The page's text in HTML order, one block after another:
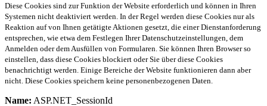
Diese Cookies sind zur Funktion der Website erforderlich und können in Ihren
Systemen nicht deaktiviert werden. In der Regel werden diese Cookies nur als
Reaktion auf von Ihnen getätigte Aktionen gesetzt, die einer Dienstanforderung
entsprechen, wie etwa dem Festlegen Ihrer Datenschutzeinstellungen, dem
Anmelden oder dem Ausfüllen von Formularen. Sie können Ihren Browser so
einstellen, dass diese Cookies blockiert oder Sie über diese Cookies
benachrichtigt werden. Einige Bereiche der Website funktionieren dann aber
nicht. Diese Cookies speichern keine personenbezogenen Daten.
Name: ASP.NET_SessionId